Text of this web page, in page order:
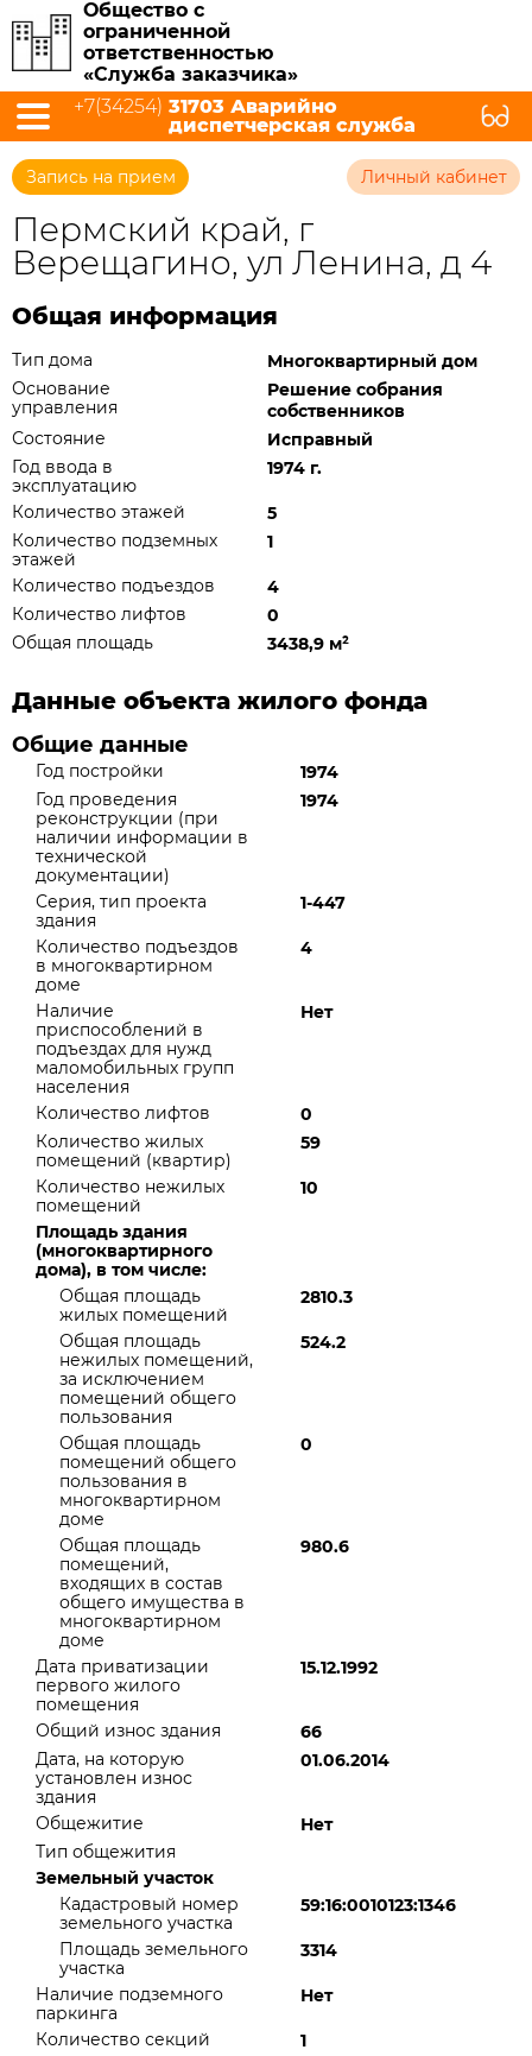
Общество с
ограниченной
ответственностью
«Служба заказчика»
+7(34254) 31703 Аварийно
диспетчерская служба
Запись на прием Личный кабинет
Пермский край, г
Верещагино, ул Ленина, д 4
Общая информация
Тип дома
Многоквартирный дом
Основание
управления
Решение собрания
собственников
Состояние
Исправный
Год ввода в
эксплуатацию
1974 г.
Количество этажей
5
Количество подземных
этажей
1
Количество подъездов
4
Количество лифтов
0
Общая площадь
3438,9 м²
Данные объекта жилого фонда
Общие данные
Год постройки
1974
Год проведения
реконструкции (при
наличии информации в
технической
документации)
1974
Серия, тип проекта
здания
1-447
Количество подъездов
в многоквартирном
доме
4
Наличие
приспособлений в
подъездах для нужд
маломобильных групп
населения
Нет
Количество лифтов
0
Количество жилых
помещений (квартир)
59
Количество нежилых
помещений
10
Площадь здания
(многоквартирного
дома), в том числе:
Общая площадь
жилых помещений
2810.3
Общая площадь
нежилых помещений,
за исключением
помещений общего
пользования
524.2
Общая площадь
помещений общего
пользования в
многоквартирном
доме
0
Общая площадь
помещений,
входящих в состав
общего имущества в
многоквартирном
доме
980.6
Дата приватизации
первого жилого
помещения
15.12.1992
Общий износ здания
66
Дата, на которую
установлен износ
здания
01.06.2014
Общежитие
Нет
Тип общежития
Земельный участок
Кадастровый номер
земельного участка
59:16:0010123:1346
Площадь земельного
участка
3314
Наличие подземного
паркинга
Нет
Количество секций
1